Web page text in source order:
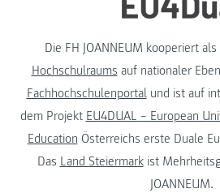
Die FH JOANNEUM kooperiert
Hochschulraums auf nationaler
Fachhochschulenportalund ist auf
dem Projekt EU4DUAL – European
Education Österreichs erste Duale
Das Land Steiermarkist
JOANNEUM.